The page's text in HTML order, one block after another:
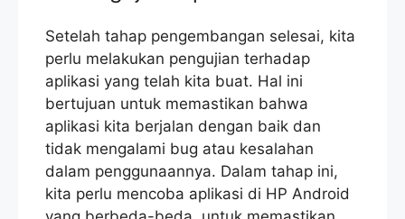
Setelah tahap pengembangan selesai, kita
perlu melakukan pengujian terhadap
aplikasi yang telah kita buat. Hal ini
bertujuan untuk memastikan bahwa
aplikasi kita berjalan dengan baik dan
tidak mengalami bug atau kesalahan
dalam penggunaannya. Dalam tahap ini,
kita perlu mencoba aplikasi di HP Android